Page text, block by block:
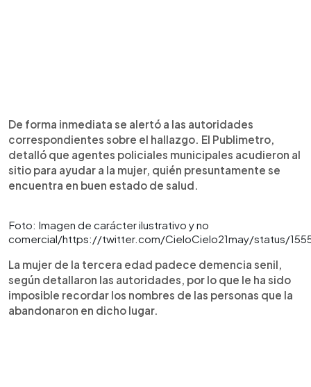
De forma inmediata se alertó a las autoridades
correspondientes sobre el hallazgo. El Publimetro,
detalló que agentes policiales municipales acudieron al
sitio para ayudar a la mujer, quién presuntamente se
encuentra en buen estado de salud.
Foto: Imagen de carácter ilustrativo y no
comercial/https://twitter.com/CieloCielo21may/status/
La mujer de la tercera edad padece demencia senil,
según detallaron las autoridades, por lo que le ha sido
imposible recordar los nombres de las personas que la
abandonaron en dicho lugar.